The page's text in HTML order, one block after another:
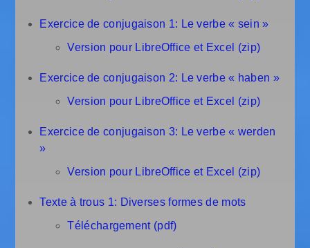
Exercice de conjugaison 1: Le verbe « sein »
Version pour LibreOffice et Excel (zip)
Exercice de conjugaison 2: Le verbe « haben »
Version pour LibreOffice et Excel (zip)
Exercice de conjugaison 3: Le verbe « werden
»
Version pour LibreOffice et Excel (zip)
Texte à trous 1: Diverses formes de mots
Téléchargement (pdf)